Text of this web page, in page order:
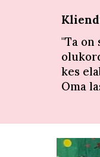
"Ta
kes
Oma